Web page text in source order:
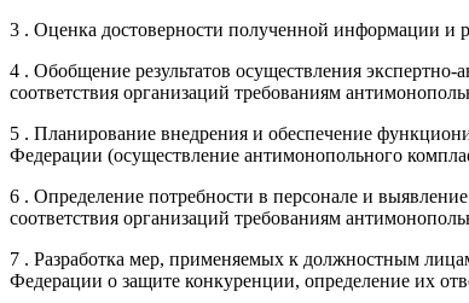
3 . Оценка достоверности полученной информации и
4 . Обобщение результатов осуществления
соответствия организаций требованиям
5 . Планирование внедрения и обеспечение
Федерации (осуществление антимонопольного
6 . Определение потребности в персонале и
соответствия организаций требованиям
7 . Разработка мер, применяемых к должностным
Федерации о защите конкуренции, определение их